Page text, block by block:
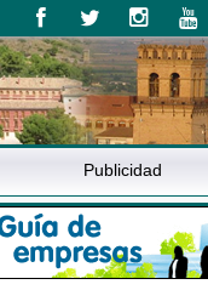
Publicidad